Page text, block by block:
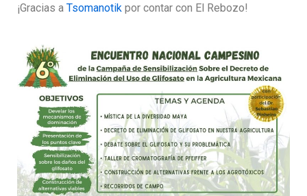
¡Gracias a Tsomanotik por contar con El Rebozo!